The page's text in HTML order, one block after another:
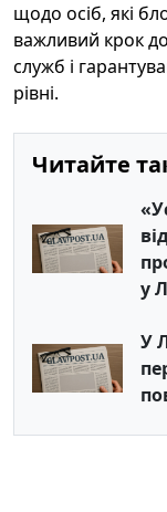
щодо осіб, які
важливий крок
служб і
рівні.
Читайте
у
У